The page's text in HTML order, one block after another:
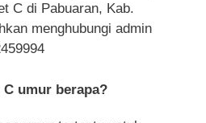
C di Pabuaran, Kab.
menghubungi admin
C umur berapa?